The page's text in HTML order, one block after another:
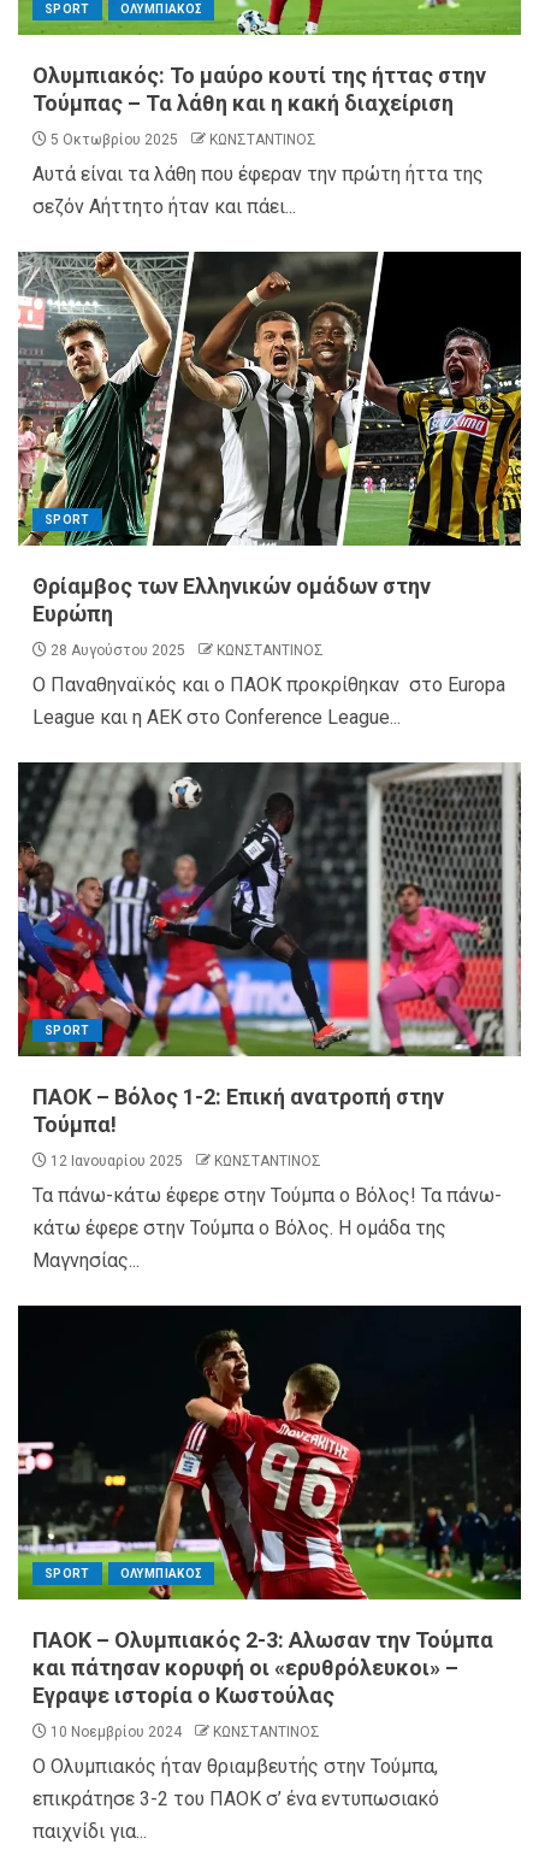
SPORT ΟΛΥΜΠΙΑΚΟΣ
Ολυμπιακός: Το μαύρο κουτί της ήττας στην
Τούμπας – Τα λάθη και η κακή διαχείριση
5 Οκτωβρίου 2025 ΚΩΝΣΤΑΝΤΙΝΟΣ
Αυτά είναι τα λάθη που έφεραν την πρώτη ήττα της
σεζόν Αήττητο ήταν και πάει...
SPORT
Θρίαμβος των Ελληνικών ομάδων στην
Ευρώπη
28 Αυγούστου 2025 ΚΩΝΣΤΑΝΤΙΝΟΣ
Ο Παναθηναϊκός και ο ΠΑΟΚ προκρίθηκαν στο Europa
League και η ΑΕΚ στο Conference League...
SPORT
ΠΑΟΚ – Βόλος 1-2: Επική ανατροπή στην
Τούμπα!
12 Ιανουαρίου 2025 ΚΩΝΣΤΑΝΤΙΝΟΣ
Τα πάνω-κάτω έφερε στην Τούμπα ο Βόλος! Τα πάνω-
κάτω έφερε στην Τούμπα ο Βόλος. Η ομάδα της
Μαγνησίας...
SPORT ΟΛΥΜΠΙΑΚΟΣ
ΠΑΟΚ – Ολυμπιακός 2-3: Αλωσαν την Τούμπα
και πάτησαν κορυφή οι «ερυθρόλευκοι» –
Εγραψε ιστορία ο Κωστούλας
10 Νοεμβρίου 2024 ΚΩΝΣΤΑΝΤΙΝΟΣ
Ο Ολυμπιακός ήταν θριαμβευτής στην Τούμπα,
επικράτησε 3-2 του ΠΑΟΚ σ’ ένα εντυπωσιακό
παιχνίδι για...